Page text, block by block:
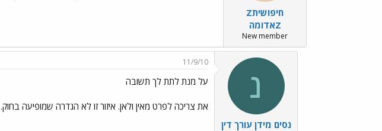
Zחיפושית
אדומהZ
New member
נ
נסים מידן עורך דין
11/9/10
על מנת לתת לך תשובה
את צריכה לפרט מאין ולאן. איזור זו לא הגדרה שמופיעה בחוק.